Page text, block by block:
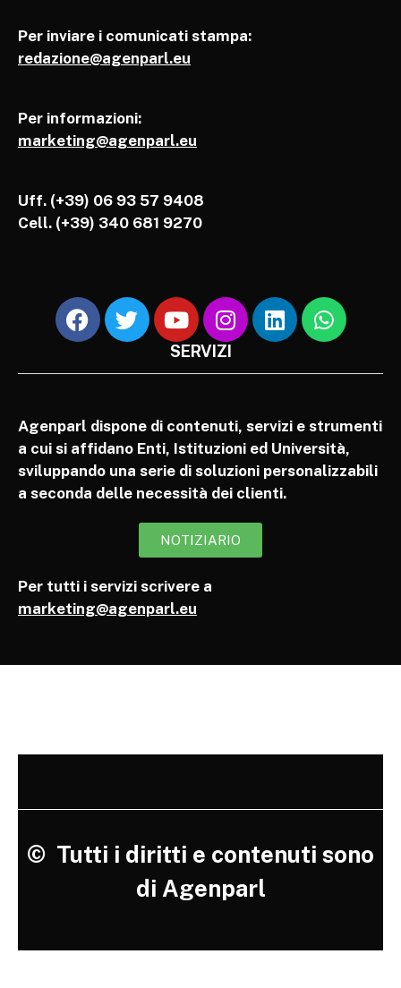
Per inviare i comunicati stampa:
redazione@agenparl.eu
Per informazioni:
marketing@agenparl.eu
Uff. (+39) 06 93 57 9408
Cell. (+39) 340 681 9270
SERVIZI
Agenparl dispone di contenuti, servizi e strumenti
a cui si affidano Enti, Istituzioni ed Università,
sviluppando una serie di soluzioni personalizzabili
a seconda delle necessità dei clienti.
NOTIZIARIO
Per tutti i servizi scrivere a
marketing@agenparl.eu
© Tutti i diritti e contenuti sono
di Agenparl